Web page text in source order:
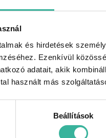
és hirdetések
Ezenkívül
adatait, akik
használt más
Beállítások